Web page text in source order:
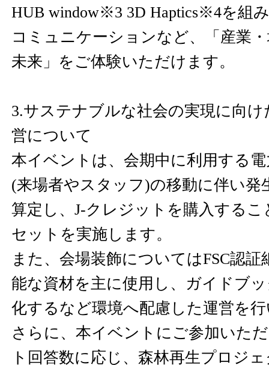
HUB window※3 3D Haptics※4を組
コミュニケーションなど、「産業
未来」をご体験いただけます。
3.サステナブルな社会の実現に向
営について
本イベントは、会期中に利用する
(来場者やスタッフ)の移動に伴い発
算定し、J-クレジットを購入する
セットを実施します。
また、会場装飾についてはFSC認
能な資材を主に使用し、ガイドブ
化するなど環境へ配慮した運営を
さらに、本イベントにご参加いた
ト回答数に応じ、森林再生プロジェ